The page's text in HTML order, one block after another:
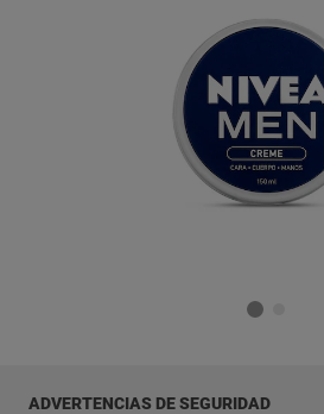
ADVERTENCIAS DE SEGURIDAD